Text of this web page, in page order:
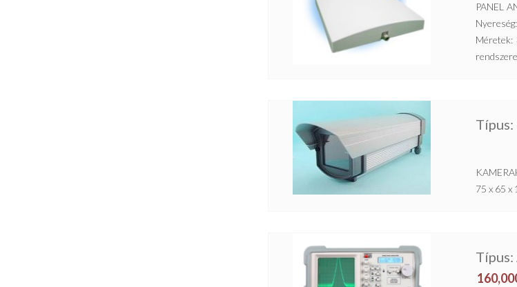
PANEL
Méretek:
Típus:
75 x 65 x